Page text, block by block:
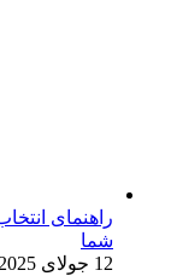
راهنمای
شما
12 جولای 2025